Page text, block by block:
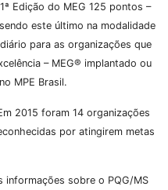
Edição do MEG 125 pontos –
este último na modalidade
para as organizações que
– MEG® implantado ou
MPE Brasil.
2015 foram 14 organizações
por atingirem metas
informações sobre o PQG/MS